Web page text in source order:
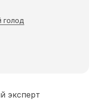
голод
эксперт